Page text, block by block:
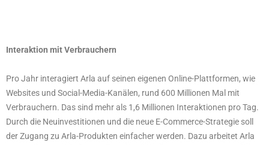
Interaktion mit Verbrauchern
Pro Jahr interagiert Arla auf seinen eigenen Online-Plattformen, wie
Websites und Social-Media-Kanälen, rund 600 Millionen Mal mit
Verbrauchern. Das sind mehr als 1,6 Millionen Interaktionen pro Tag.
Durch die Neuinvestitionen und die neue E-Commerce-Strategie soll
der Zugang zu Arla-Produkten einfacher werden. Dazu arbeitet Arla